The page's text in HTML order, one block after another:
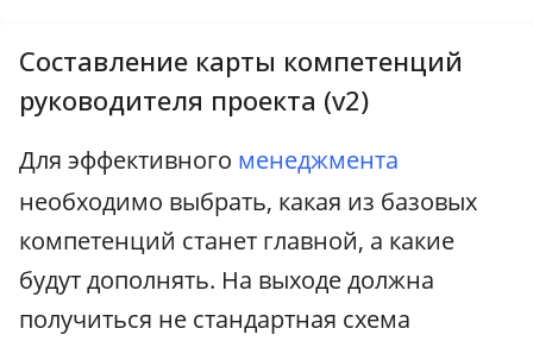
Составление карты компетенций
руководителя проекта (v2)
Для эффективного менеджмента
необходимо выбрать, какая из базовых
компетенций станет главной, а какие
будут дополнять. На выходе должна
получиться не стандартная схема